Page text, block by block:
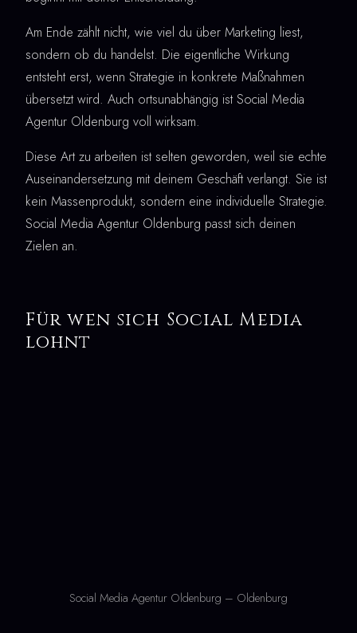
Am Ende zählt nicht, wie viel du über Marketing liest,
sondern ob du handelst. Die eigentliche Wirkung
entsteht erst, wenn Strategie in konkrete Maßnahmen
übersetzt wird. Auch ortsunabhängig ist Social Media
Agentur Oldenburg voll wirksam.
Diese Art zu arbeiten ist selten geworden, weil sie echte
Auseinandersetzung mit deinem Geschäft verlangt. Sie ist
kein Massenprodukt, sondern eine individuelle Strategie.
Social Media Agentur Oldenburg passt sich deinen
Zielen an.
Für wen sich Social Media
lohnt
Social Media Agentur Oldenburg – Oldenburg